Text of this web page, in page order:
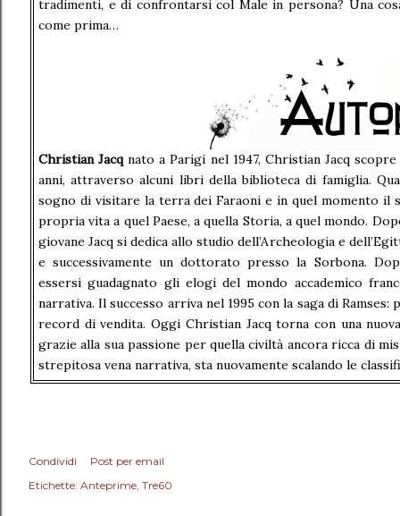
tradimenti, e di confrontarsi col Male in persona? Una
come prima…
Christian Jacq nato a Parigi nel 1947, Christian Jacq
anni, attraverso alcuni libri della biblioteca di famiglia.
sogno di visitare la terra dei Faraoni e in quel momento il
propria vita a quel Paese, a quella Storia, a quel mondo.
giovane Jacq si dedica allo studio dell’Archeologia e
e successivamente un dottorato presso la Sorbona.
essersi guadagnato gli elogi del mondo accademico
narrativa. Il successo arriva nel 1995 con la saga di
record di vendita. Oggi Christian Jacq torna con una
grazie alla sua passione per quella civiltà ancora ricca di
strepitosa vena narrativa, sta nuovamente scalando le
Condividi
Post per email
Etichette: Anteprime Tre60